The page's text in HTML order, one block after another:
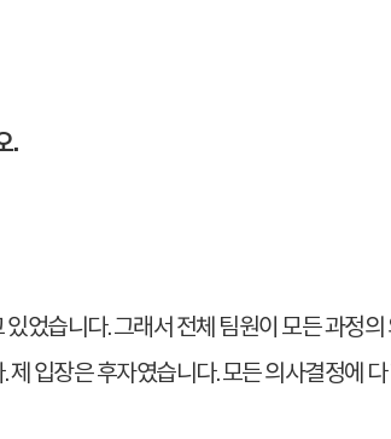
.
었습니다. 그래서 전체 팀원이 모든 과정
입장은 후자였습니다. 모든 의사결정에